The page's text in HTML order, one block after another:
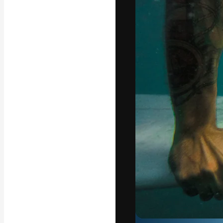
La
migliori lavori.
creativi,